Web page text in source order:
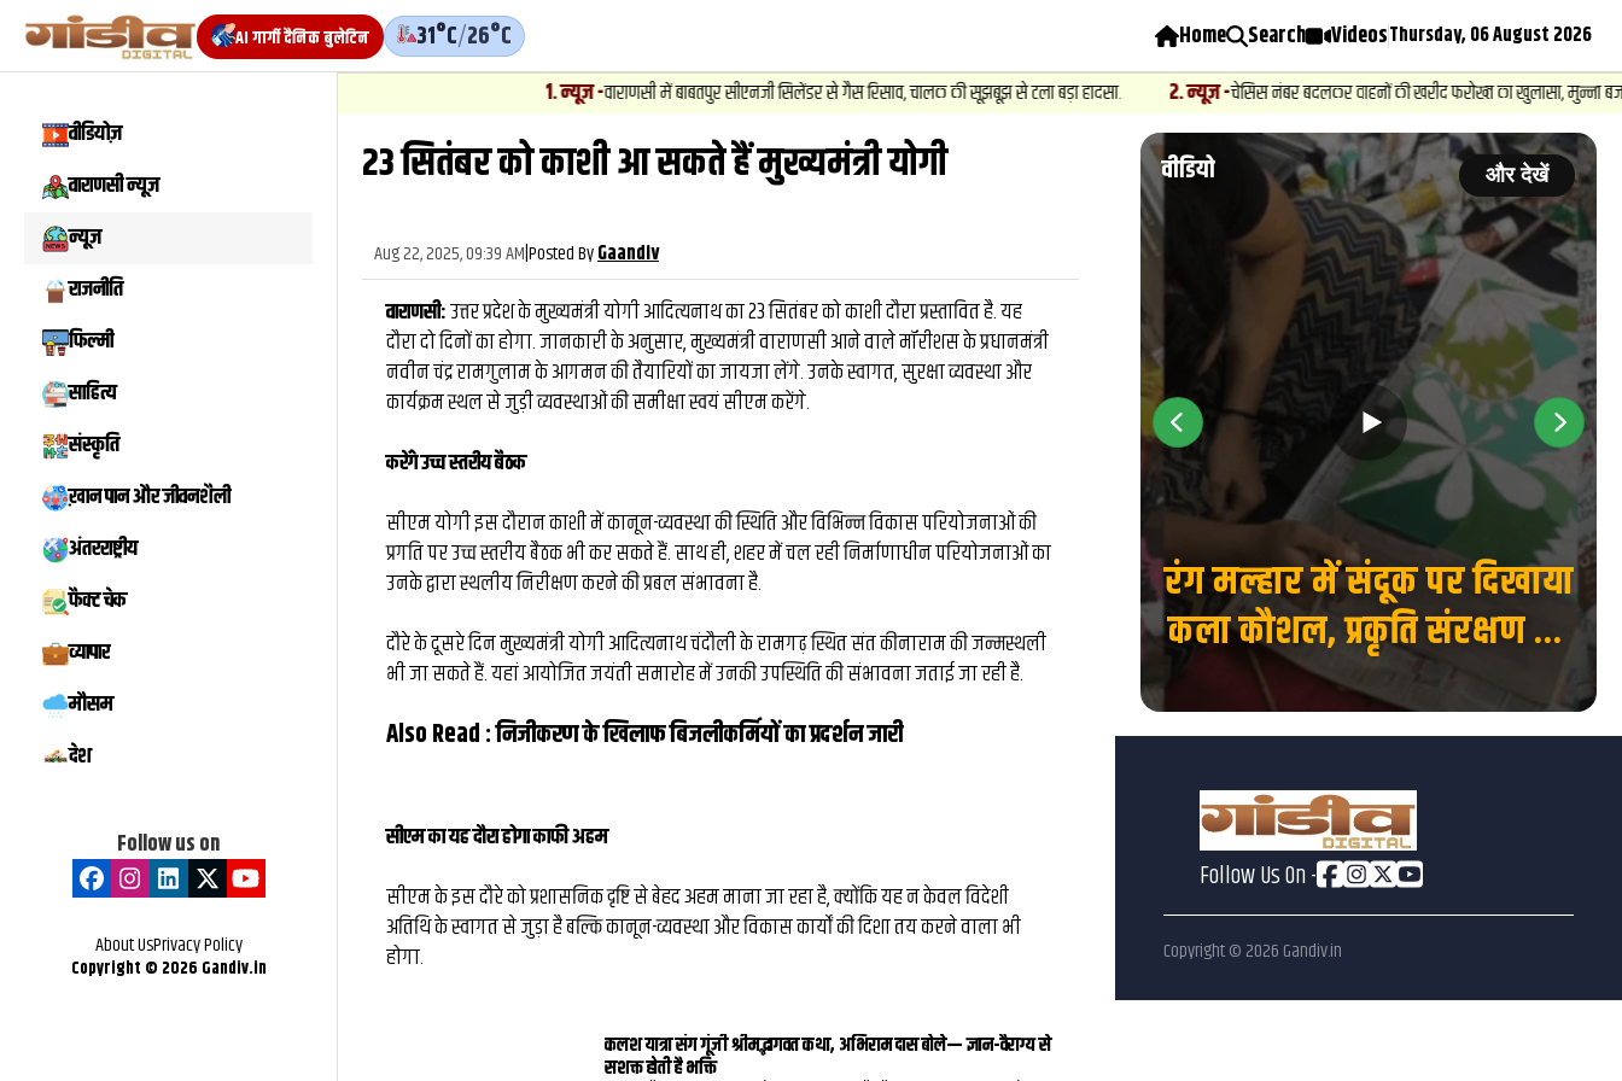
AI गार्गी दैनिक बुलेटिन 31°C/26°C Home Search VideosThursday, 06 August 2026
वाराणसी में बाबतपुर सीएनजी सिलेंडर से गैस रिसाव, चालक की सूझबूझ से टला बड़ा हादसा. 2. -चेसिस नंबर बदलकर वाहनों की खरीद फरोख्‍त का खुलासा, मुन्ना बजरंगी के
वीडियोज़
वाराणसी न्यूज़
न्यूज़
राजनीति
फिल्मी
साहित्य
संस्कृति
ख़ान पान और जीवनशैली
अंतरराष्ट्रीय
फैक्ट चेक
व्यापार
मौसम
देश
Follow us on
About UsPrivacy Policy
Copyright © 2026 Gandiv.in
23 सितंबर को काशी आ सकते हैं मुख्यमंत्री योगी
Aug 22, 2025, 09:39 AM|Posted ByGaandiv
वाराणसी:उत्तर प्रदेश के मुख्यमंत्री योगी आदित्यनाथ का 23 सितंबर को काशी दौरा प्रस्तावित है. यह
दौरा दो दिनों का होगा. जानकारी के अनुसार, मुख्यमंत्री वाराणसी आने वाले मॉरीशस के प्रधानमंत्री
नवीन चंद्र रामगुलाम के आगमन की तैयारियों का जायजा लेंगे. उनके स्वागत, सुरक्षा व्यवस्था और
कार्यक्रम स्थल से जुड़ी व्यवस्थाओं की समीक्षा स्वयं सीएम करेंगे.
करेंगे उच्च स्तरीय बैठक
सीएम योगी इस दौरान काशी में कानून-व्यवस्था की स्थिति और विभिन्न विकास परियोजनाओं की
प्रगति पर उच्च स्तरीय बैठक भी कर सकते हैं. साथ ही, शहर में चल रही निर्माणाधीन परियोजनाओं का
उनके द्वारा स्थलीय निरीक्षण करने की प्रबल संभावना है.
दौरे के दूसरे दिन मुख्यमंत्री योगी आदित्यनाथ चंदौली के रामगढ़ स्थित संत कीनाराम की जन्मस्थली
भी जा सकते हैं. यहां आयोजित जयंती समारोह में उनकी उपस्थिति की संभावना जताई जा रही है.
Also Read :निजीकरण के खिलाफ बिजलीकर्मियों का प्रदर्शन जारी
सीएम का यह दौरा होगा काफी अहम
सीएम के इस दौरे को प्रशासनिक दृष्टि से बेहद अहम माना जा रहा है, क्योंकि यह न केवल विदेशी
अतिथि के स्वागत से जुड़ा है बल्कि कानून-व्यवस्था और विकास कार्यों की दिशा तय करने वाला भी
होगा.
कलश यात्रा संग गूंजी श्रीमद्भागवत कथा, अभिराम दास बोले— ज्ञान-वैराग्य से
सशक्त होती है भक्ति
वीडियो
मिस्टर बीस्ट से दो घंटे की
बातचीत, फिर छोड़ी ₹26 लाख की
नौकरी: कैसे हैरी उप्पल बने देश
के बड़े फूड व्लॉगर...
वीडियो और देखें
रंग मल्हार में संदूक पर दिखाया
कला कौशल, प्रकृति संरक्षण का
दिया संदेश...
Follow Us On -
Copyright © 2026 Gandiv.in